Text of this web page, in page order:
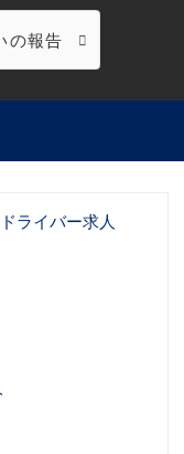
の報告
ライバー求人